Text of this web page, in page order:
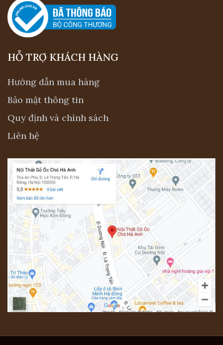
Ngày nay phần lớn các gia đình trẻ đều
sống ở cách chung cư nên việc lựa chọn
thể. Người trẻ cũng chuộng những thiết kế
trọng, tinh tế. Bên cạnh đó màu sắc cũng
không quá tối để phù hợp với thiết kế nội
thất hiện đại trong phòng.
HỖ TRỢ KHÁCH HÀNG
Hướng dẫn mua hàng
Bảo mật thông tin
Quy định và chính sách
Liên hệ